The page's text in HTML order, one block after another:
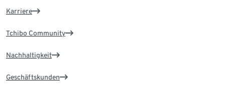
Karriere
Tchibo Community
Nachhaltigkeit
Geschäftskunden